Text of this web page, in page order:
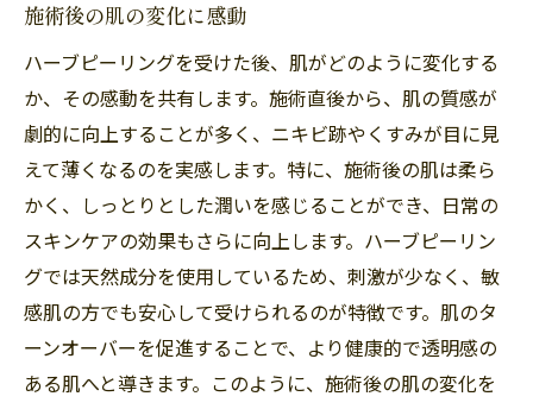
福岡市南区大橋での最新トレンド
施術後の肌を実感福岡市南区大橋のハーブピー
リング体験談
施術直後の感想をシェア
時間が経過しても続く効果
施術を受けて良かったと感じた瞬間
施術後の肌ケアのコツ
体験者が語る施術の魅力
福岡市南区大橋での施術を選んだ理由
透明感が違う！福岡市南区大橋のハーブピーリ
施術後の肌の変化に感動
ハーブピーリングを受けた後、肌がどのように変化する
か、その感動を共有します。施術直後から、肌の質感が
劇的に向上することが多く、ニキビ跡やくすみが目に見
えて薄くなるのを実感します。特に、施術後の肌は柔ら
かく、しっとりとした潤いを感じることができ、日常の
スキンケアの効果もさらに向上します。ハーブピーリン
グでは天然成分を使用しているため、刺激が少なく、敏
感肌の方でも安心して受けられるのが特徴です。肌のタ
ーンオーバーを促進することで、より健康的で透明感の
ある肌へと導きます。このように、施術後の肌の変化を